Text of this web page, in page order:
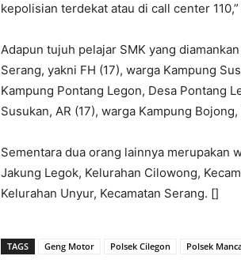
kepolisian terdekat atau di call center
Adapun tujuh pelajar SMK yang
Serang, yakni FH (17), warga Kampung
Kampung Pontang Legon, Desa Pontang
Susukan, AR (17), warga Kampung
Sementara dua orang lainnya merupakan
Jakung Legok, Kelurahan Cilowong,
Kelurahan Unyur, Kecamatan Serang. []
TAGS Geng Motor Polsek Cilegon Polsek